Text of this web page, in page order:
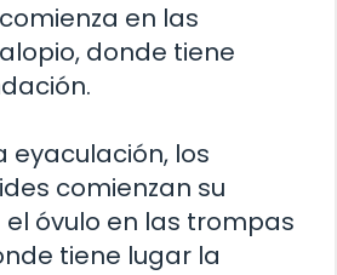
en las
donde tiene
eyaculación, los
comienzan su
óvulo en las trompas
tiene lugar la